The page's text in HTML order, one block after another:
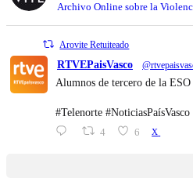
Archivo Online sobre la
Arovite Retuiteado
RTVEPaisVasco
Alumnos de tercero de la
#Telenorte
4 6 X